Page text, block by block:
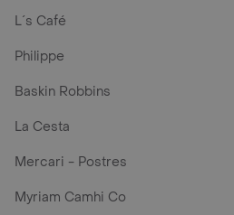
L´s Café
Philippe
Baskin Robbins
La Cesta
Mercari - Postres
Myriam Camhi Co